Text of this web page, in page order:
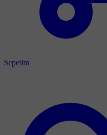
Sepetim